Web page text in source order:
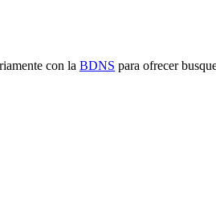
con la BDNS para ofrecer